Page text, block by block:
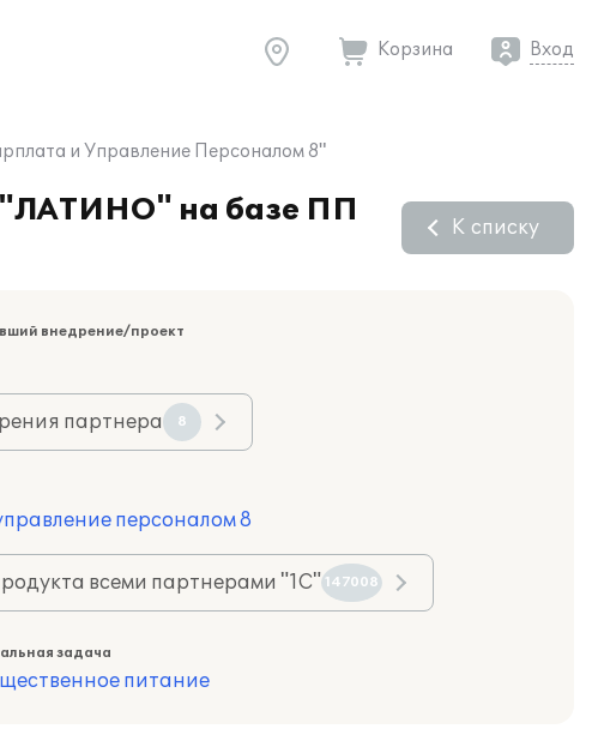
Корзина Вход
и Управление Персоналом 8"
"ЛАТИНО" на базе ПП
К списку
внедрение/проект
партнера 8
персоналом 8
всеми партнерами "1С" 147008
задача
питание